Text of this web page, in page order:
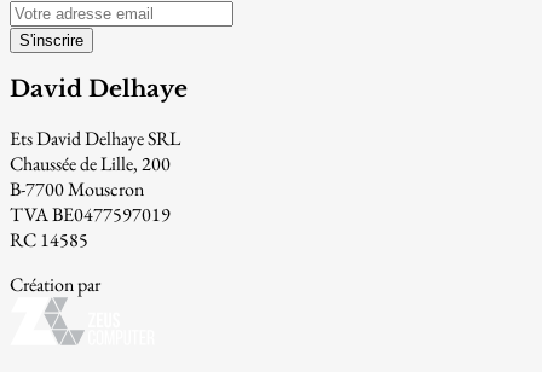
S'inscrire
David Delhaye
Ets David Delhaye SRL
Chaussée de Lille, 200
B-7700 Mouscron
TVA BE0477597019
RC 14585
Création par